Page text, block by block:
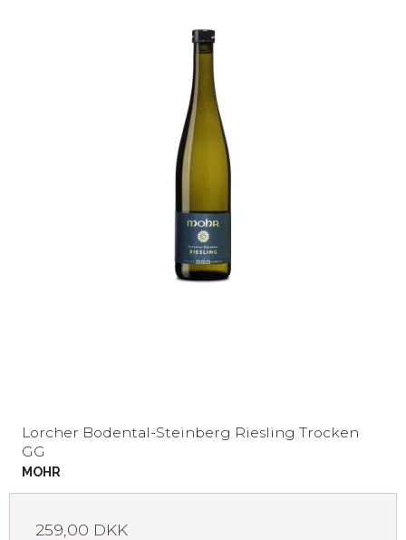
Lorcher Bodental-Steinberg Riesling Trocken
GG
MOHR
259,00 DKK